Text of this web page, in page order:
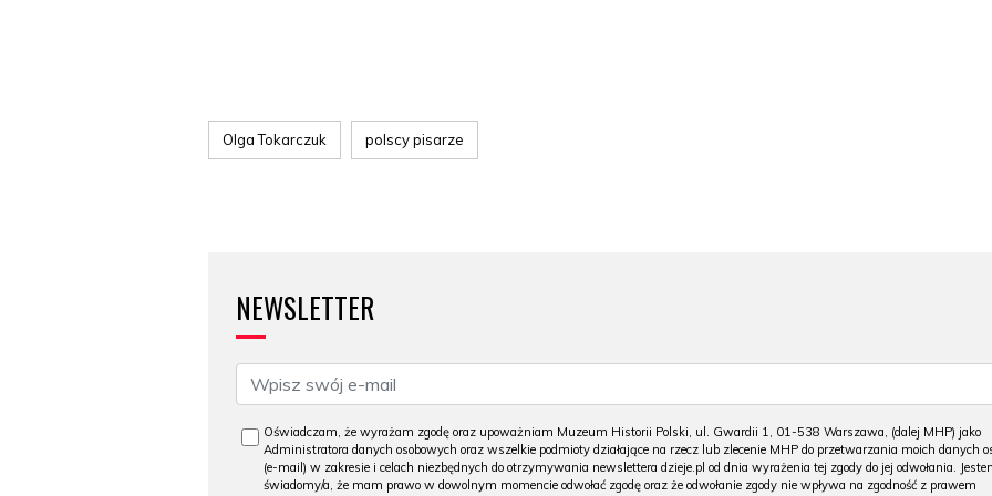
Olga Tokarczuk polscy pisarze
NEWSLETTER
Oświadczam, że wyrażam zgodę oraz upoważniam Muzeum Historii Polski, ul. Gwardii 1, 01-538 Warszawa, (dalej MHP) jako
Administratora danych osobowych oraz wszelkie podmioty działające na rzecz lub zlecenie MHP do przetwarzania moich danych
(e-mail) w zakresie i celach niezbędnych do otrzymywania newslettera dzieje.pl od dnia wyrażenia tej zgody do jej odwołania.
świadomy/a, że mam prawo w dowolnym momencie odwołać zgodę oraz że odwołanie zgody nie wpływa na zgodność z prawem